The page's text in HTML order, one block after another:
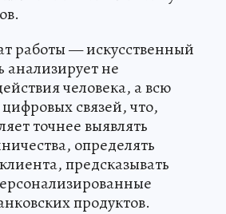
работы — искусственный
анализирует не
человека, а всю
цифровых связей, что,
точнее выявлять
определять
предсказывать
продуктов.